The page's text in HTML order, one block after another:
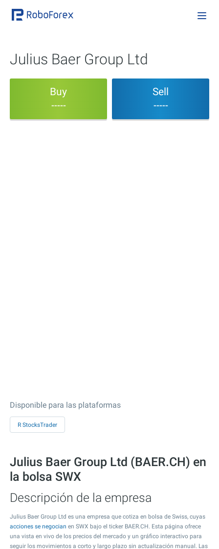
Julius Baer Group Ltd
Buy
-----
Sell
-----
Disponible para las plataformas
R StocksTrader
Julius Baer Group Ltd (BAER.CH) en
la bolsa SWX
Descripción de la empresa
Julius Baer Group Ltd es una empresa que cotiza en bolsa de Swiss, cuyas
acciones se negocian en SWX bajo el ticker BAER.CH. Esta página ofrece
una vista en vivo de los precios del mercado y un gráfico interactivo para
seguir los movimientos a corto y largo plazo sin actualización manual. Las